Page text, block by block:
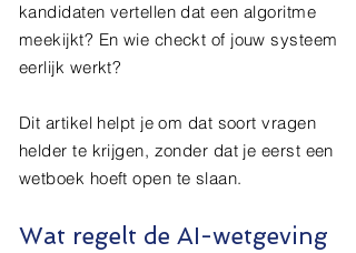
kandidaten vertellen dat een algoritme
meekijkt? En wie checkt of jouw systeem
eerlijk werkt?
Dit artikel helpt je om dat soort vragen
helder te krijgen, zonder dat je eerst een
wetboek hoeft open te slaan.
Wat regelt de AI-wetgeving